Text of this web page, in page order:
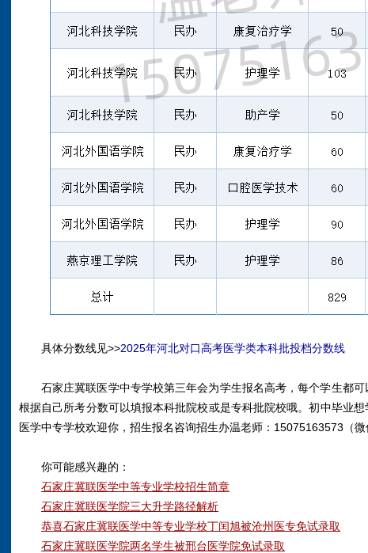
具体分数线见>>2025年河北对口高考医学类本科批投档分数线
石家庄冀联医学中专学校第三年会为学生报名高考，每个学生都可
根据自己所考分数可以填报本科批院校或是专科批院校哦。初中毕业
医学中专学校欢迎你，招生报名咨询招生办温老师：15075163573（微
你可能感兴趣的：
石家庄冀联医学中等专业学校招生简章
石家庄冀联医学院三大升学路径解析
恭喜石家庄冀联医学中等专业学校丁闰旭被沧州医专免试录取
石家庄冀联医学院两名学生被邢台医学院免试录取